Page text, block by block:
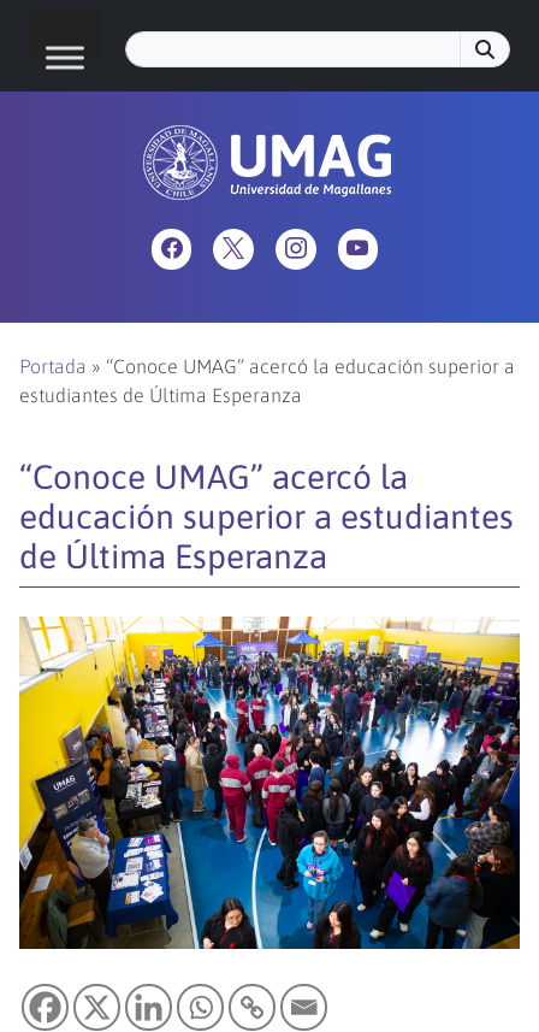
Portada » “Conoce UMAG” acercó la educación superior a
estudiantes de Última Esperanza
“Conoce UMAG” acercó la
educación superior a estudiantes
de Última Esperanza